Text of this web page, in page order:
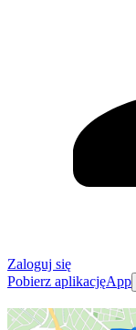
Zaloguj się
Pobierz aplikacjęApp